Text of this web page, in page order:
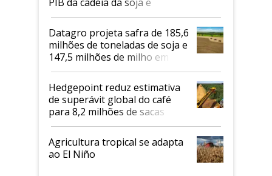
biodiesel em 2026
Datagro projeta safra de 185,6
milhões de toneladas de soja e
147,5 milhões de milho em
2026/27
Hedgepoint reduz estimativa
de superávit global do café
para 8,2 milhões de sacas
Agricultura tropical se adapta
ao El Niño